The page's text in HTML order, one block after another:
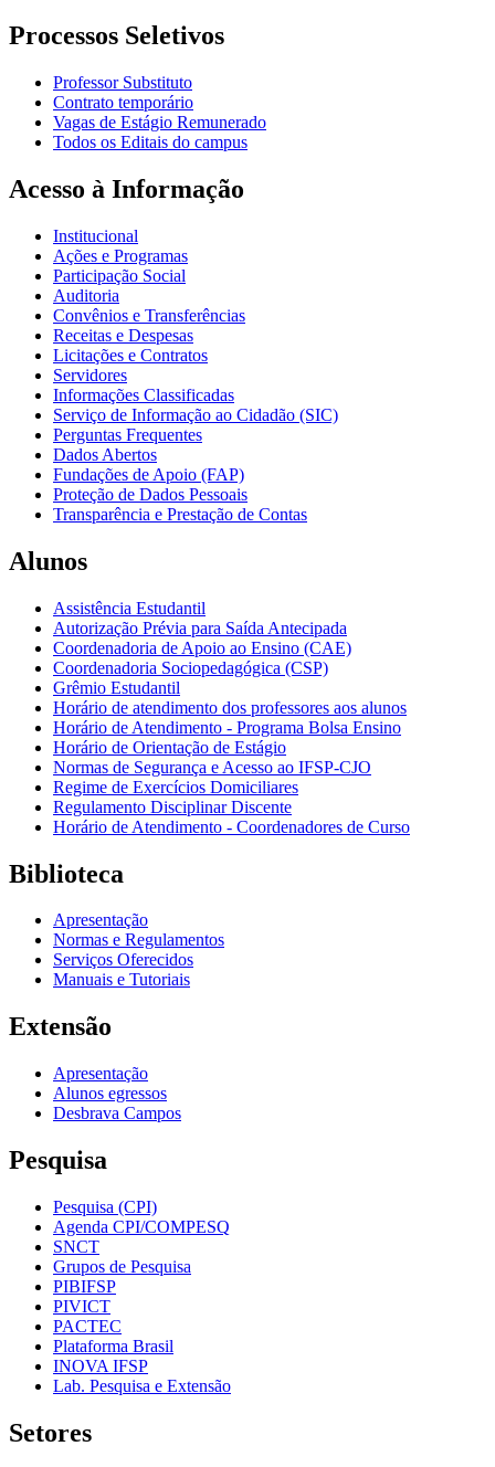
Processos Seletivos
Professor Substituto
Contrato temporário
Vagas de Estágio Remunerado
Todos os Editais do campus
Acesso à Informação
Institucional
Ações e Programas
Participação Social
Auditoria
Convênios e Transferências
Receitas e Despesas
Licitações e Contratos
Servidores
Informações Classificadas
Serviço de Informação ao Cidadão (SIC)
Perguntas Frequentes
Dados Abertos
Fundações de Apoio (FAP)
Proteção de Dados Pessoais
Transparência e Prestação de Contas
Alunos
Assistência Estudantil
Autorização Prévia para Saída Antecipada
Coordenadoria de Apoio ao Ensino (CAE)
Coordenadoria Sociopedagógica (CSP)
Grêmio Estudantil
Horário de atendimento dos professores aos alunos
Horário de Atendimento - Programa Bolsa Ensino
Horário de Orientação de Estágio
Normas de Segurança e Acesso ao IFSP-CJO
Regime de Exercícios Domiciliares
Regulamento Disciplinar Discente
Horário de Atendimento - Coordenadores de Curso
Biblioteca
Apresentação
Normas e Regulamentos
Serviços Oferecidos
Manuais e Tutoriais
Extensão
Apresentação
Alunos egressos
Desbrava Campos
Pesquisa
Pesquisa (CPI)
Agenda CPI/COMPESQ
SNCT
Grupos de Pesquisa
PIBIFSP
PIVICT
PACTEC
Plataforma Brasil
INOVA IFSP
Lab. Pesquisa e Extensão
Setores